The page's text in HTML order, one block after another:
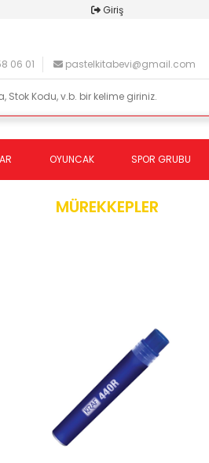
Giriş
06 01 pastelkitabevi@gmail.com
OYUNCAK SPOR GRUBU
MÜREKKEPLER